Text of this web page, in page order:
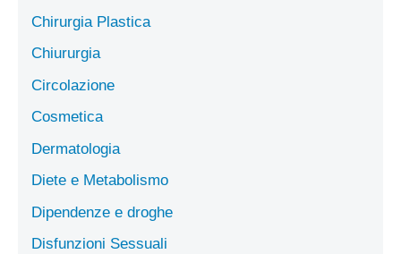
Chirurgia Plastica
Chiururgia
Circolazione
Cosmetica
Dermatologia
Diete e Metabolismo
Dipendenze e droghe
Disfunzioni Sessuali